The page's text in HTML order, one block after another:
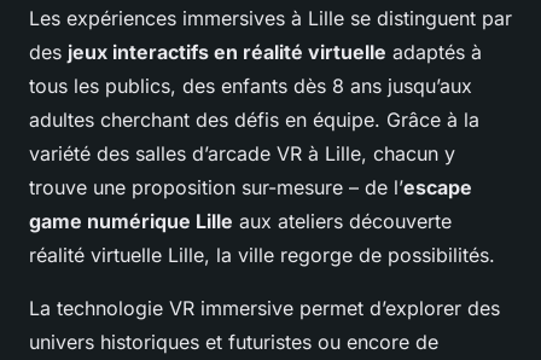
Les expériences immersives à Lille se distinguent par
des jeux interactifs en réalité virtuelle adaptés à
tous les publics, des enfants dès 8 ans jusqu’aux
adultes cherchant des défis en équipe. Grâce à la
variété des salles d’arcade VR à Lille, chacun y
trouve une proposition sur-mesure – de l’escape
game numérique Lille aux ateliers découverte
réalité virtuelle Lille, la ville regorge de possibilités.
La technologie VR immersive permet d’explorer des
univers historiques et futuristes ou encore de